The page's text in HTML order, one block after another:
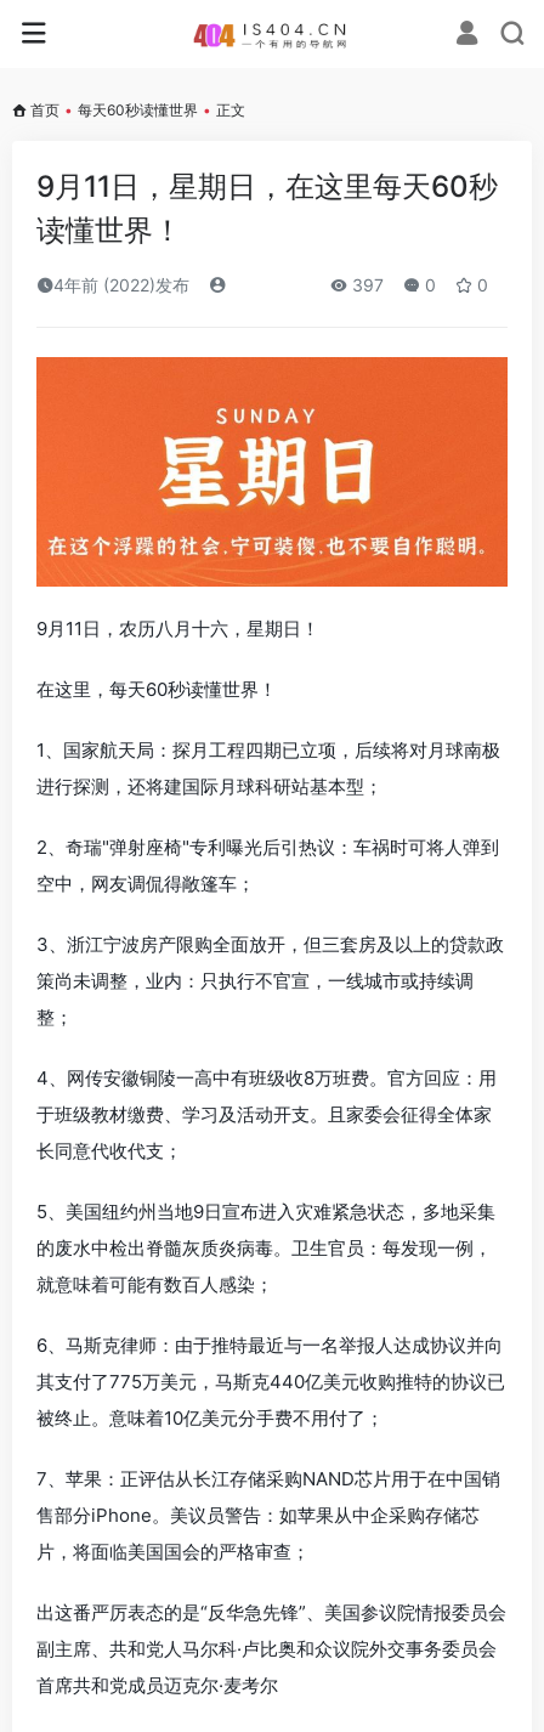
首页 • 每天60秒读懂世界 • 正文
9月11日，星期日，在这里每天60秒
读懂世界！
4年前 (2022)发布 397 0 0
9月11日，农历八月十六，星期日！
在这里，每天60秒读懂世界！
1、国家航天局：探月工程四期已立项，后续将对月球南极
进行探测，还将建国际月球科研站基本型；
2、奇瑞"弹射座椅"专利曝光后引热议：车祸时可将人弹到
空中，网友调侃得敞篷车；
3、浙江宁波房产限购全面放开，但三套房及以上的贷款政
策尚未调整，业内：只执行不官宣，一线城市或持续调
整；
4、网传安徽铜陵一高中有班级收8万班费。官方回应：用
于班级教材缴费、学习及活动开支。且家委会征得全体家
长同意代收代支；
5、美国纽约州当地9日宣布进入灾难紧急状态，多地采集
的废水中检出脊髓灰质炎病毒。卫生官员：每发现一例，
就意味着可能有数百人感染；
6、马斯克律师：由于推特最近与一名举报人达成协议并向
其支付了775万美元，马斯克440亿美元收购推特的协议已
被终止。意味着10亿美元分手费不用付了；
7、苹果：正评估从长江存储采购NAND芯片用于在中国销
售部分iPhone。美议员警告：如苹果从中企采购存储芯
片，将面临美国国会的严格审查；
出这番严厉表态的是“反华急先锋”、美国参议院情报委员会
副主席、共和党人马尔科·卢比奥和众议院外交事务委员会
首席共和党成员迈克尔·麦考尔